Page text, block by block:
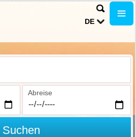
DE
Abreise
Suchen